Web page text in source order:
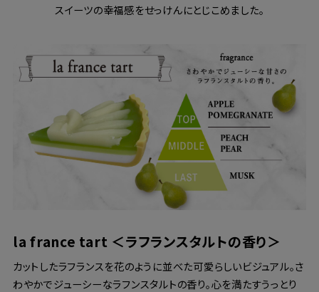
スイーツの幸福感をせっけんにとじこめました。
la france tart ＜ラフランスタルトの香り＞
カットしたラフランスを花のように並べた可愛らしいビジュアル。さ
わやかでジューシーなラフンスタルトの香り。心を満たすうっとり